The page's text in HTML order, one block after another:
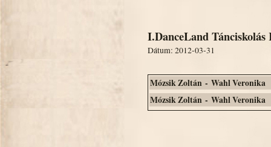
I.DanceLand
Dátum: 2012-03-31
Mózsik Zoltán - Wahl Veronika
Mózsik Zoltán - Wahl Veronika